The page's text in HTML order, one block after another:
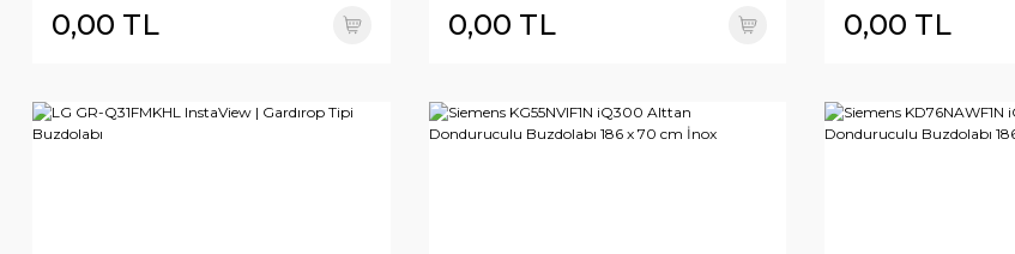
0,00 TL 0,00 TL 0,00 TL